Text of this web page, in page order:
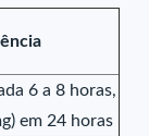
6 a 8 horas,
em 24 horas